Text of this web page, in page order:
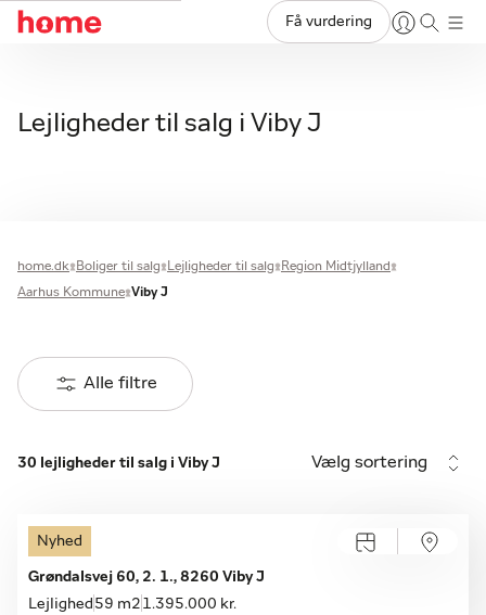
Få vurdering
Lejligheder til salg i Viby J
home.dk Boliger til salg Lejligheder til salg
Region Midtjylland
Aarhus Kommune Viby J
Alle filtre
30 lejligheder til salg i Viby J Vælg sortering
Nyhed
Grøndalsvej 60, 2. 1., 8260 Viby J
Lejlighed 59 m2 1.395.000 kr.